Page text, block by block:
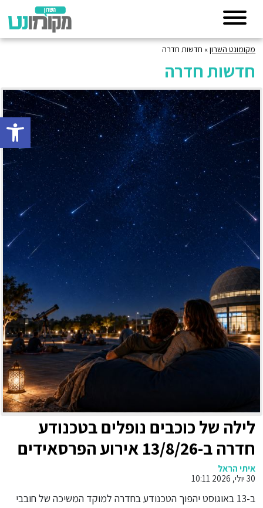
פתח
מקומונט השרון» חדשות חדרה
חדשות חדרה
לילה של כוכבים נופלים בטכנודע
חדרה ב-13/8/26 אירוע הפרסאידים
הגדול של הקיץ
איתי הראל
30 יולי, 2026 10:11
ב-13 באוגוסט יהפוך הטכנודע בחדרה למוקד המשיכה של חובבי